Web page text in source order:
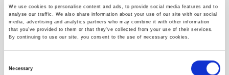
We use cookies to personalise content and ads, to provide social media features and to
analyse our traffic. We also share information about your use of our site with our social
media, advertising and analytics partners who may combine it with other information
that you’ve provided to them or that they’ve collected from your use of their services.
By continuing to use our site, you consent to the use of necessary cookies.
Necessary
Vrijednosni papir je izvršten s burze